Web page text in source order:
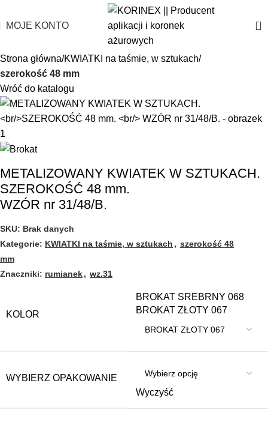
MOJE KONTO 0
Strona główna KWIATKI na taśmie, w sztukach
szerokość 48 mm
Wróć do katalogu
METALIZOWANY KWIATEK W SZTUKACH.
SZEROKOŚĆ 48 mm.
WZÓR nr 31/48/B.
SKU: Brak danych
Kategorie: KWIATKI na taśmie, w sztukach , szerokość 48
mm
Znaczniki: rumianek, wz.31
KOLOR
BROKAT SREBRNY 068
BROKAT ZŁOTY 067
WYBIERZ OPAKOWANIE
Wyczyść